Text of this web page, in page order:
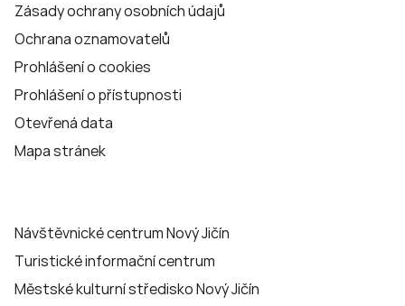
Zásady ochrany osobních údajů
Ochrana oznamovatelů
Prohlášení o cookies
Prohlášení o přístupnosti
Otevřená data
Mapa stránek
Návštěvnické centrum Nový Jičín
Turistické informační centrum
Městské kulturní středisko Nový Jičín